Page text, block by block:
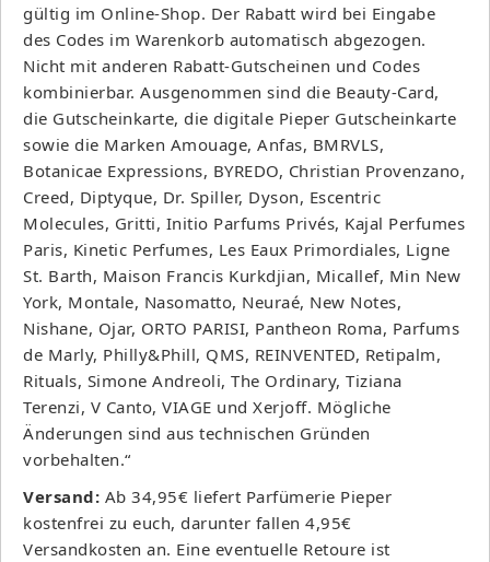
gültig im Online-Shop. Der Rabatt wird bei Eingabe
des Codes im Warenkorb automatisch abgezogen.
Nicht mit anderen Rabatt-Gutscheinen und Codes
kombinierbar. Ausgenommen sind die Beauty-Card,
die Gutscheinkarte, die digitale Pieper Gutscheinkarte
sowie die Marken Amouage, Anfas, BMRVLS,
Botanicae Expressions, BYREDO, Christian Provenzano,
Creed, Diptyque, Dr. Spiller, Dyson, Escentric
Molecules, Gritti, Initio Parfums Privés, Kajal Perfumes
Paris, Kinetic Perfumes, Les Eaux Primordiales, Ligne
St. Barth, Maison Francis Kurkdjian, Micallef, Min New
York, Montale, Nasomatto, Neuraé, New Notes,
Nishane, Ojar, ORTO PARISI, Pantheon Roma, Parfums
de Marly, Philly&Phill, QMS, REINVENTED, Retipalm,
Rituals, Simone Andreoli, The Ordinary, Tiziana
Terenzi, V Canto, VIAGE und Xerjoff. Mögliche
Änderungen sind aus technischen Gründen
vorbehalten.“
Versand: Ab 34,95€ liefert Parfümerie Pieper
kostenfrei zu euch, darunter fallen 4,95€
Versandkosten an. Eine eventuelle Retoure ist